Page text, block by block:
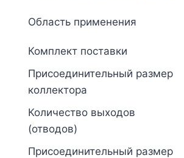
Область применения
Комплект поставки
Присоединительный размер
коллектора
Количество выходов
(отводов)
Присоединительный размер